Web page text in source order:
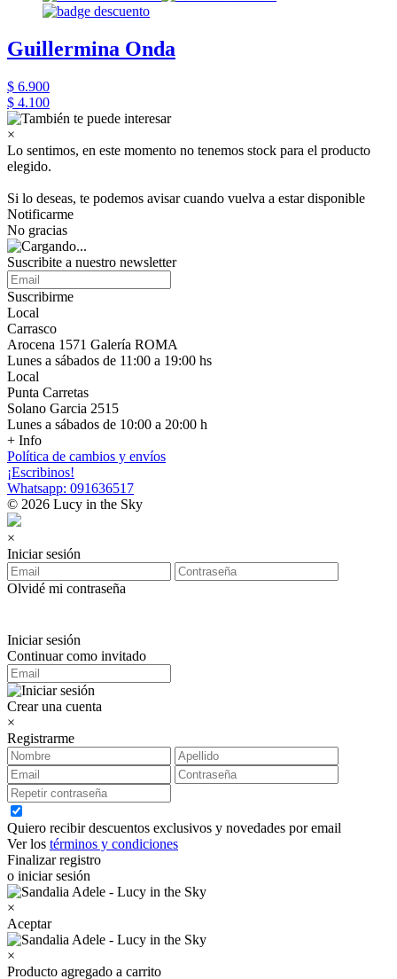
Guillermina Onda
$ 6.900
$ 4.100
×
Lo sentimos, en este momento no tenemos stock para el producto
elegido.
Si lo deseas, te podemos avisar cuando vuelva a estar disponible
Notificarme
No gracias
Suscribite a nuestro newsletter
Suscribirme
Local
Carrasco
Arocena 1571 Galería ROMA
Lunes a sábados de 11:00 a 19:00 hs
Local
Punta Carretas
Solano Garcia 2515
Lunes a sábados de 10:00 a 20:00 h
+ Info
Política de cambios y envíos
¡Escribinos!
Whatsapp: 091636517
© 2026 Lucy in the Sky
×
Iniciar sesión
Olvidé mi contraseña
Iniciar sesión
Continuar como invitado
Crear una cuenta
×
Registrarme
Quiero recibir descuentos exclusivos y novedades por email
Ver los términos y condiciones
Finalizar registro
o iniciar sesión
×
Aceptar
×
Producto agregado a carrito